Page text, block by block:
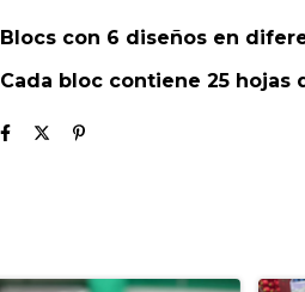
Blocs con 6 diseños en
Cada bloc contiene 25 hojas